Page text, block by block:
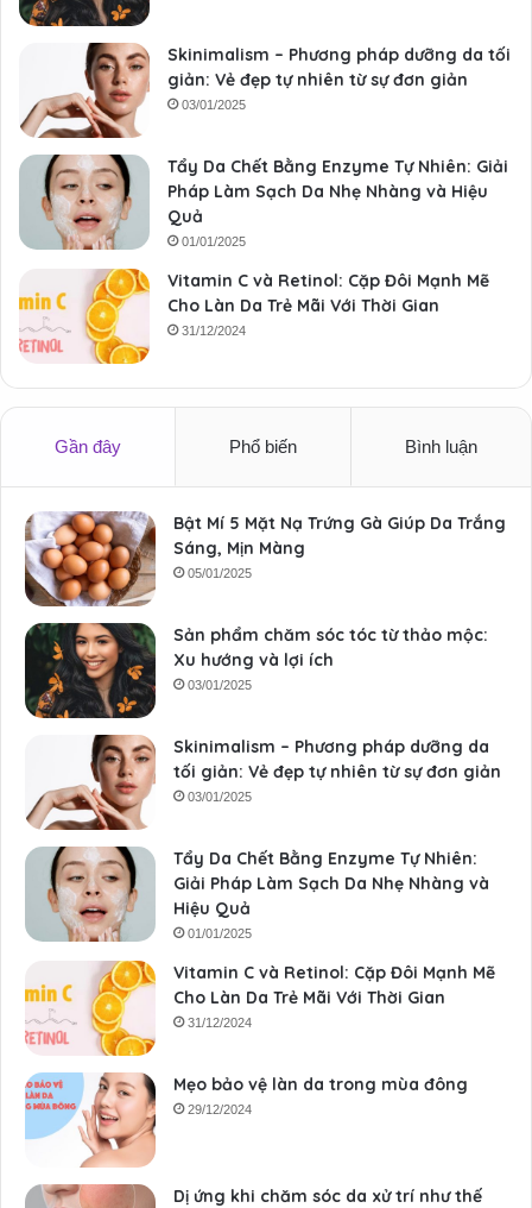
Skinimalism – Phương pháp dưỡng da tối
giản: Vẻ đẹp tự nhiên từ sự đơn giản
03/01/2025
Tẩy Da Chết Bằng Enzyme Tự Nhiên: Giải
Pháp Làm Sạch Da Nhẹ Nhàng và Hiệu
Quả
01/01/2025
Vitamin C và Retinol: Cặp Đôi Mạnh Mẽ
Cho Làn Da Trẻ Mãi Với Thời Gian
31/12/2024
Gần đây Phổ biến Bình luận
Bật Mí 5 Mặt Nạ Trứng Gà Giúp Da Trắng
Sáng, Mịn Màng
05/01/2025
Sản phẩm chăm sóc tóc từ thảo mộc:
Xu hướng và lợi ích
03/01/2025
Skinimalism – Phương pháp dưỡng da
tối giản: Vẻ đẹp tự nhiên từ sự đơn giản
03/01/2025
Tẩy Da Chết Bằng Enzyme Tự Nhiên:
Giải Pháp Làm Sạch Da Nhẹ Nhàng và
Hiệu Quả
01/01/2025
Vitamin C và Retinol: Cặp Đôi Mạnh Mẽ
Cho Làn Da Trẻ Mãi Với Thời Gian
31/12/2024
Mẹo bảo vệ làn da trong mùa đông
29/12/2024
Dị ứng khi chăm sóc da xử trí như thế